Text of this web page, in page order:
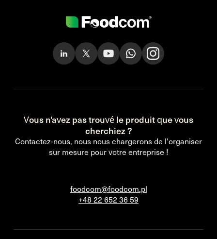
Vous n'avez pas trouvé le produit que vous
cherchiez ?
Contactez-nous, nous nous chargerons de l'organiser
sur mesure pour votre entreprise !
foodcom@foodcom.pl
+48 22 652 36 59